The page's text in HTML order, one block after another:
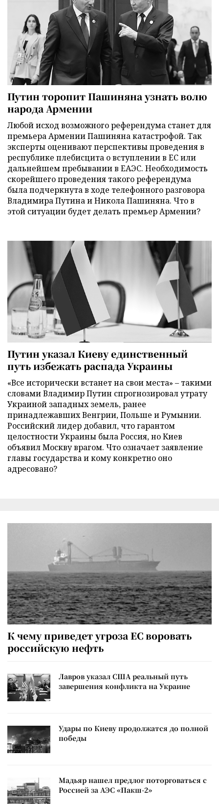
Путин торопит Пашиняна узнать волю
народа Армении
Любой исход возможного референдума станет для
премьера Армении Пашиняна катастрофой. Так
эксперты оценивают перспективы проведения в
республике плебисцита о вступлении в ЕС или
дальнейшем пребывании в ЕАЭС. Необходимость
скорейшего проведения такого референдума
была подчеркнута в ходе телефонного разговора
Владимира Путина и Никола Пашиняна. Что в
этой ситуации будет делать премьер Армении?
Путин указал Киеву единственный
путь избежать распада Украины
«Все исторически встанет на свои места» – такими
словами Владимир Путин спрогнозировал утрату
Украиной западных земель, ранее
принадлежавших Венгрии, Польше и Румынии.
Российский лидер добавил, что гарантом
целостности Украины была Россия, но Киев
объявил Москву врагом. Что означает заявление
главы государства и кому конкретно оно
адресовано?
К чему приведет угроза ЕС воровать
российскую нефть
Лавров указал США реальный путь
завершения конфликта на Украине
Удары по Киеву продолжатся до полной
победы
Мадьяр нашел предлог поторговаться с
Россией за АЭС «Пакш-2»